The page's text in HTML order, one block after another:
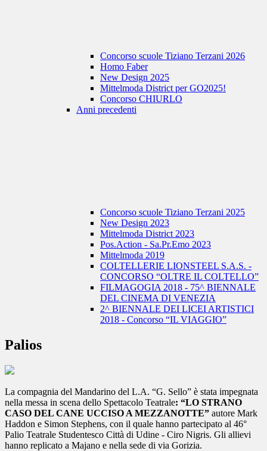
Concorso scuole Tiziano Terzani 2026
Homo Faber
New Design 2025
Mittelmoda District per GO2025!
Concorso CHIURLO
Anni precedenti
Concorso scuole Tiziano Terzani 2025
New Design 2023
Mittelmoda District 2023
Pos.Action - Sa.Pr.Emo 2023
Mittelmoda 2019
COLTELLERIE LIONSTEEL S.A.S. -
CONCORSO “OLTRE IL COLTELLO”
FILMAGOGIA 2018 - 75^ BIENNALE
DEL CINEMA DI VENEZIA
2^ BIENNALE DEI LICEI ARTISTICI
2018 - Concorso “IL VIAGGIO”
Palios
La compagnia del Mandarino del L.A. “G. Sello” è stata impegnata
nella messa in scena dello Spettacolo Teatrale: “LO STRANO
CASO DEL CANE UCCISO A MEZZANOTTE” autore Mark
Haddon e Simon Stephens, con il quale hanno partecipato al 46°
Palio Teatrale Studentesco Città di Udine - Ciro Nigris. Gli allievi
hanno replicato a Majano e nella sede di via Gorizia.